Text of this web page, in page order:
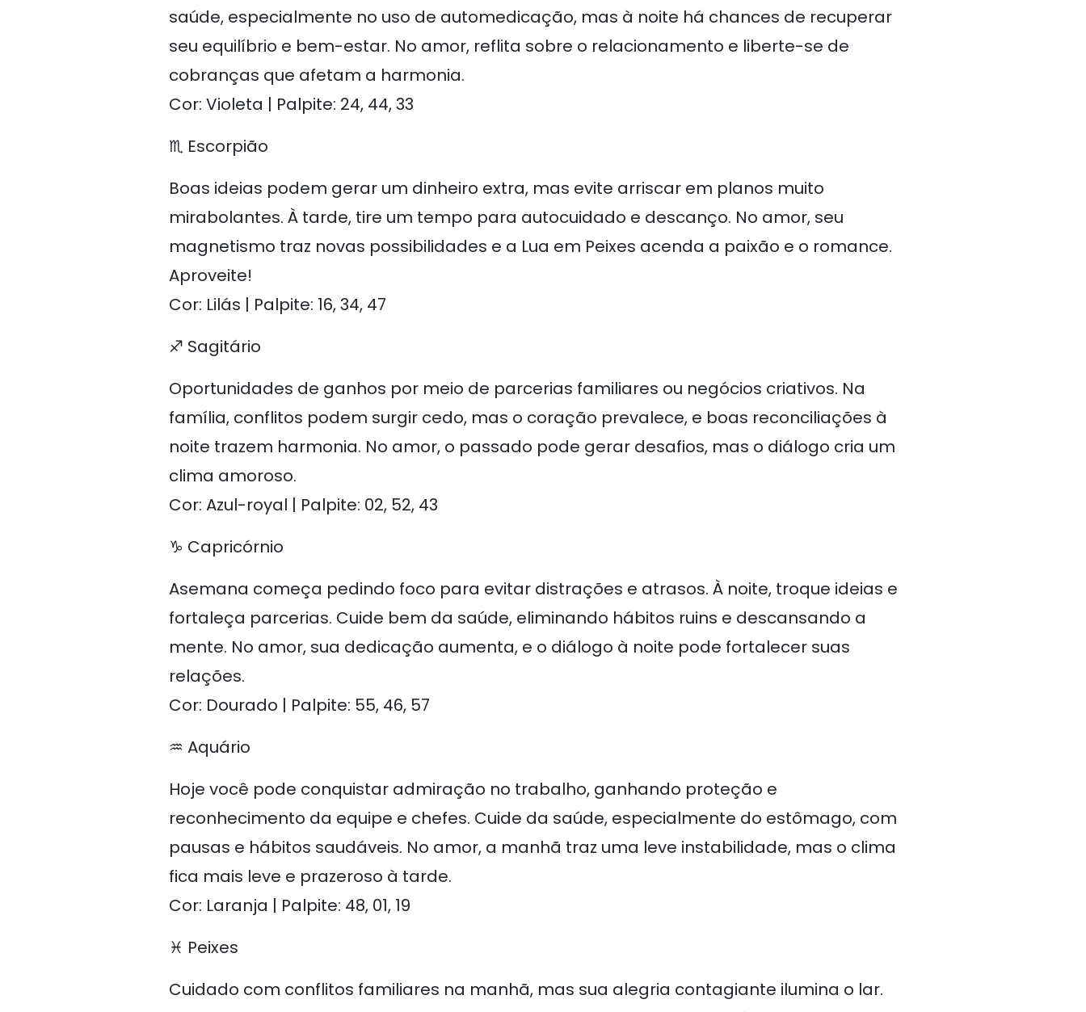
saúde, especialmente no uso de automedicação, mas à noite há chances de recuperar
seu equilíbrio e bem-estar. No amor, reflita sobre o relacionamento e liberte-se de
cobranças que afetam a harmonia.
Cor: Violeta | Palpite: 24, 44, 33
♏ Escorpião
Boas ideias podem gerar um dinheiro extra, mas evite arriscar em planos muito
mirabolantes. À tarde, tire um tempo para autocuidado e descanço. No amor, seu
magnetismo traz novas possibilidades e a Lua em Peixes acenda a paixão e o romance.
Aproveite!
Cor: Lilás | Palpite: 16, 34, 47
♐ Sagitário
Oportunidades de ganhos por meio de parcerias familiares ou negócios criativos. Na
família, conflitos podem surgir cedo, mas o coração prevalece, e boas reconciliações à
noite trazem harmonia. No amor, o passado pode gerar desafios, mas o diálogo cria um
clima amoroso.
Cor: Azul-royal | Palpite: 02, 52, 43
♑ Capricórnio
Asemana começa pedindo foco para evitar distrações e atrasos. À noite, troque ideias e
fortaleça parcerias. Cuide bem da saúde, eliminando hábitos ruins e descansando a
mente. No amor, sua dedicação aumenta, e o diálogo à noite pode fortalecer suas
relações.
Cor: Dourado | Palpite: 55, 46, 57
♒ Aquário
Hoje você pode conquistar admiração no trabalho, ganhando proteção e
reconhecimento da equipe e chefes. Cuide da saúde, especialmente do estômago, com
pausas e hábitos saudáveis. No amor, a manhã traz uma leve instabilidade, mas o clima
fica mais leve e prazeroso à tarde.
Cor: Laranja | Palpite: 48, 01, 19
♓ Peixes
Cuidado com conflitos familiares na manhã, mas sua alegria contagiante ilumina o lar.